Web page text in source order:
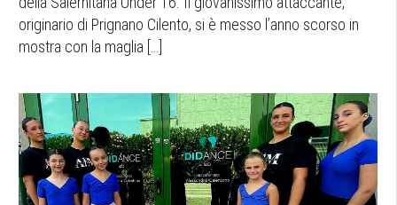
originario di Prignano Cilento, si è messo l’anno scorso in
mostra con la maglia […]